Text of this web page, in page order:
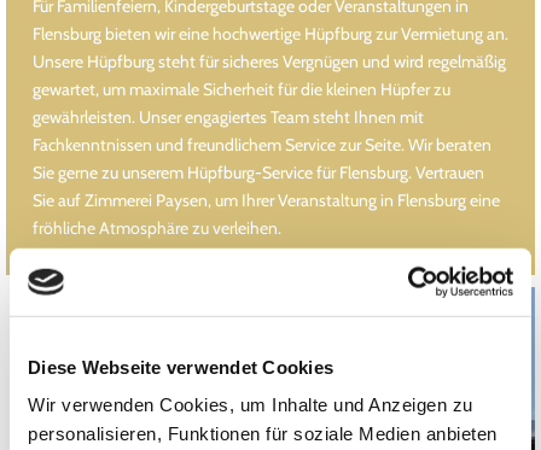
Diese Webseite verwendet Cookies
Wir verwenden Cookies, um Inhalte und Anzeigen zu
personalisieren, Funktionen für soziale Medien anbieten
Für Familienfeiern, Kindergeburtstage oder Veranstaltungen in
Flensburg bieten wir eine hochwertige Hüpfburg zur Vermietung an.
Unsere Hüpfburg steht für sicheres Vergnügen und wird regelmäßig
gewartet, um maximale Sicherheit für die kleinen Hüpfer zu
gewährleisten. Unser engagiertes Team steht Ihnen mit
Fachkenntnissen und freundlichem Service zur Seite. Wir beraten
Sie gerne zu unserem Hüpfburg-Service für Flensburg. Vertrauen
Sie auf Zimmerei Paysen, um Ihrer Veranstaltung in Flensburg eine
fröhliche Atmosphäre zu verleihen.